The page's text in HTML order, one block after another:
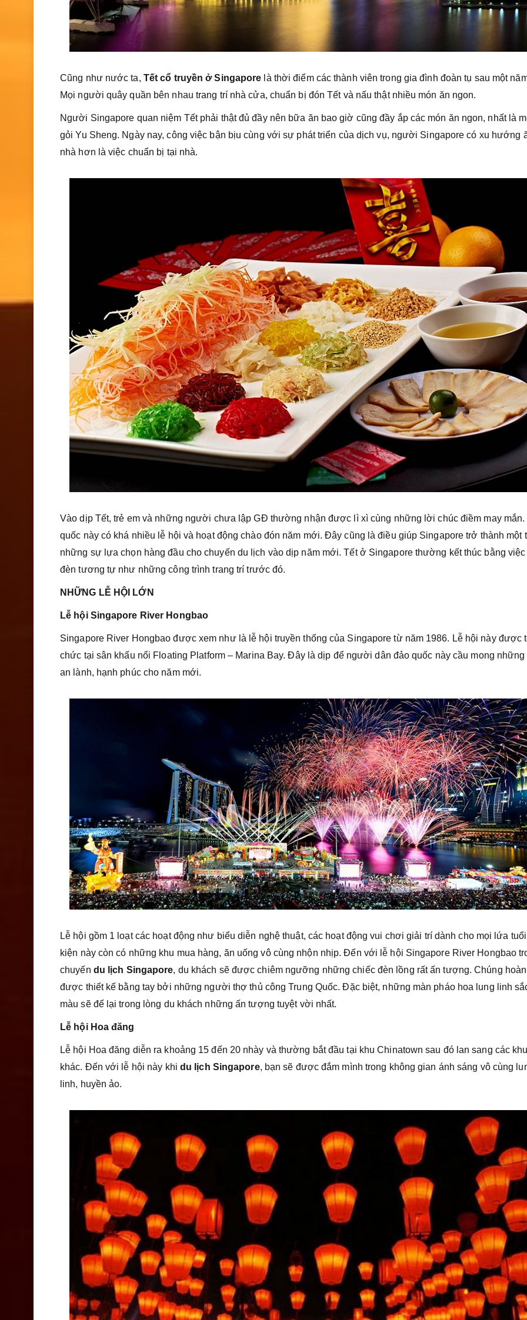
Cũng như nước ta, Tết cổ truyền ở Singapore là thời điểm các thành viên trong gia đình đoàn tụ sau một
Mọi người quây quần bên nhau trang trí nhà cửa, chuẩn bị đón Tết và nấu thật nhiều món ăn ngon.
Người Singapore quan niệm Tết phải thật đủ đầy nên bữa ăn bao giờ cũng đầy ắp các món ăn ngon, nhất là
gỏi Yu Sheng. Ngày nay, công việc bận bịu cùng với sự phát triển của dịch vụ, người Singapore có xu hướng
nhà hơn là việc chuẩn bị tại nhà.
Vào dịp Tết, trẻ em và những người chưa lập GĐ thường nhận được lì xì cùng những lời chúc điềm may
quốc này có khá nhiều lễ hội và hoạt động chào đón năm mới. Đây cũng là điều giúp Singapore trở thành một
những sự lựa chọn hàng đầu cho chuyến du lịch vào dịp năm mới. Tết ở Singapore thường kết thúc bằng việc
đèn tương tự như những công trình trang trí trước đó.
NHỮNG LỄ HỘI LỚN
Lễ hội Singapore River Hongbao
Singapore River Hongbao được xem như là lễ hội truyền thống của Singapore từ năm 1986. Lễ hội này được
chức tại sân khấu nổi Floating Platform – Marina Bay. Đây là dịp để người dân đảo quốc này cầu mong những
an lành, hạnh phúc cho năm mới.
Lễ hội gồm 1 loạt các hoạt động như biểu diễn nghệ thuật, các hoạt động vui chơi giải trí dành cho mọi lứa
kiện này còn có những khu mua hàng, ăn uống vô cùng nhộn nhịp. Đến với lễ hội Singapore River Hongbao
chuyến du lịch Singapore, du khách sẽ được chiêm ngưỡng những chiếc đèn lồng rất ấn tượng. Chúng
được thiết kế bằng tay bởi những người thợ thủ công Trung Quốc. Đặc biệt, những màn pháo hoa lung linh
màu sẽ để lại trong lòng du khách những ấn tượng tuyệt vời nhất.
Lễ hội Hoa đăng
Lễ hội Hoa đăng diễn ra khoảng 15 đến 20 nhày và thường bắt đầu tại khu Chinatown sau đó lan sang các
khác. Đến với lễ hội này khi du lịch Singapore, bạn sẽ được đắm mình trong không gian ánh sáng vô cùng
linh, huyền ảo.